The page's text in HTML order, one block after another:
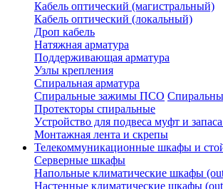
Кабель оптический (магистральный)
Кабель оптический (локальный)
Дроп кабель
Натяжная арматура
Поддерживающая арматура
Узлы крепления
Спиральная арматура
Спиральные зажимы ПСО
Протекторы спиральные
Устройство для подвеса муфт и
Монтажная лента и скрепы
Телекоммуникационные шкафы и
Серверные шкафы
Напольные климатические шкафы
Настенные климатические шкафы